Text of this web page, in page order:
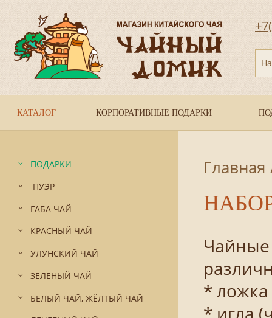
КАТАЛОГ КОРПОРАТИВНЫЕ ПОДАРКИ
ПОДАРКИ
ПУЭР
ГАБА ЧАЙ
КРАСНЫЙ ЧАЙ
УЛУНСКИЙ ЧАЙ
ЗЕЛЁНЫЙ ЧАЙ
БЕЛЫЙ ЧАЙ, ЖЁЛТЫЙ ЧАЙ
Главная
Чайные
* ложка